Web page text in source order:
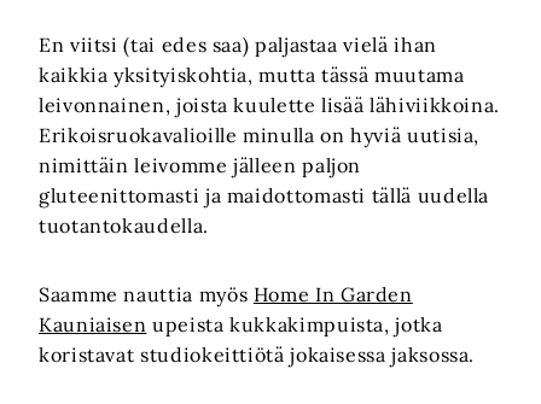
En viitsi (tai edes saa) paljastaa vielä ihan
kaikkia yksityiskohtia, mutta tässä muutama
leivonnainen, joista kuulette lisää lähiviikkoina.
Erikoisruokavalioille minulla on hyviä uutisia,
nimittäin leivomme jälleen paljon
gluteenittomasti ja maidottomasti tällä uudella
tuotantokaudella.
Saamme nauttia myös Home In Garden
Kauniaisen upeista kukkakimpuista, jotka
koristavat studiokeittiötä jokaisessa jaksossa.